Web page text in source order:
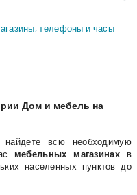
телефоны и часы
Дом и мебель на
всю необходимую
мебельных магазинах в
населенных пунктов до